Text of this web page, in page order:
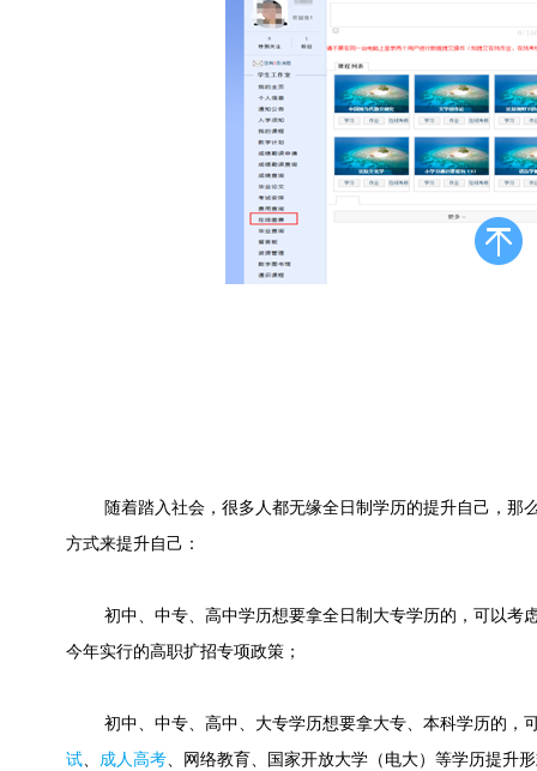
随着踏入社会，很多人都无缘全日制学历的提升自己，那
方式来提升自己：
初中、中专、高中学历想要拿全日制大专学历的，可以考
今年实行的高职扩招专项政策；
初中、中专、高中、大专学历想要拿大专、本科学历的，
试、 成人高考、 网络教育、国家开放大学（电大）等学历提升